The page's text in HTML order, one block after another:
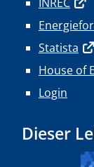
Statista
House of
Login
Dieser